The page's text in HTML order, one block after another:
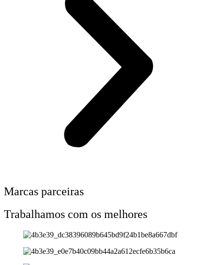
Marcas parceiras
Trabalhamos com os melhores